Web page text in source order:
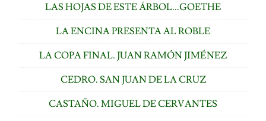
LAS HOJAS DE ESTE ÁRBOL...GOETHE
LA ENCINA PRESENTA AL ROBLE
LA COPA FINAL. JUAN RAMÓN JIMÉNEZ
CEDRO. SAN JUAN DE LA CRUZ
CASTAÑO. MIGUEL DE CERVANTES